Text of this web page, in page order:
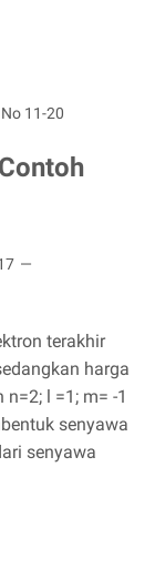
11-20
terakhir
harga
l =1; m= -1
senyawa
senyawa